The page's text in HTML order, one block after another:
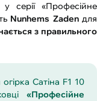
серії «Професійне
Nunhems Zadenдля
з правильного
Сатіна F1 10
«Професійне